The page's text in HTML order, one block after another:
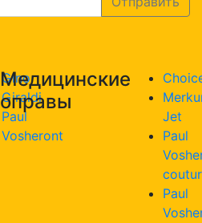
Gino
Giraldi
Paul
Vosheront
Медицинские
оправы
Jet
Paul
Paul